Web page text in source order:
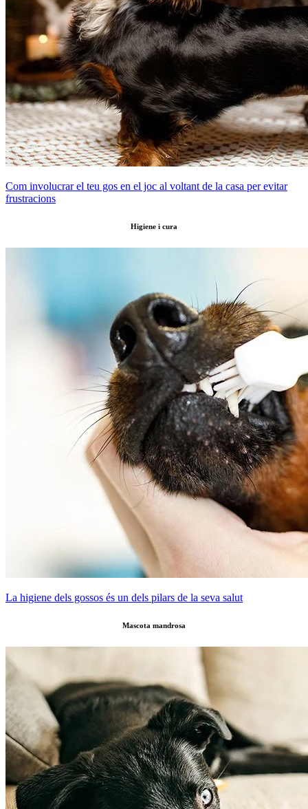
Com involucrar el teu gos en el joc al voltant de la casa per evitar
frustracions
Higiene i cura
La higiene dels gossos és un dels pilars de la seva salut
Mascota mandrosa